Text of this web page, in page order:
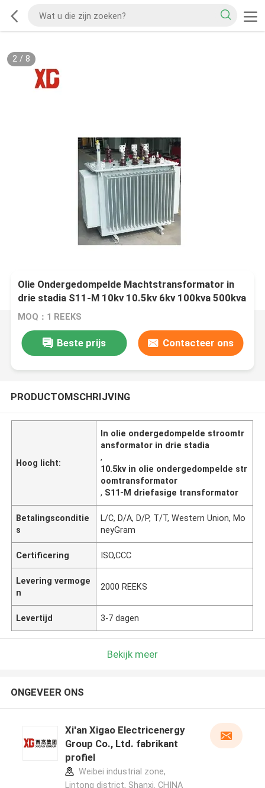
2/ 8
Olie Ondergedompelde Machtstransformator in
drie stadia S11-M 10kv 10.5kv 6kv 100kva 500kva
100kva
MOQ：1 REEKS
Beste prijs Contacteer ons
PRODUCTOMSCHRIJVING
Hoog licht:
In olie ondergedompelde stroomtr
ansformator in drie stadia
,
10.5kv in olie ondergedompelde str
oomtransformator
, S11-M driefasige transformator
Betalingsconditie
s
L/C, D/A, D/P, T/T, Western Union, Mo
neyGram
Certificering ISO,CCC
Levering vermoge
n
2000 REEKS
Levertijd 3-7 dagen
Bekijk meer
ONGEVEER ONS
Xi'an Xigao Electricenergy
Group Co., Ltd. fabrikant
profiel
Weibei industrial zone,
Lintong district, Shanxi. CHINA